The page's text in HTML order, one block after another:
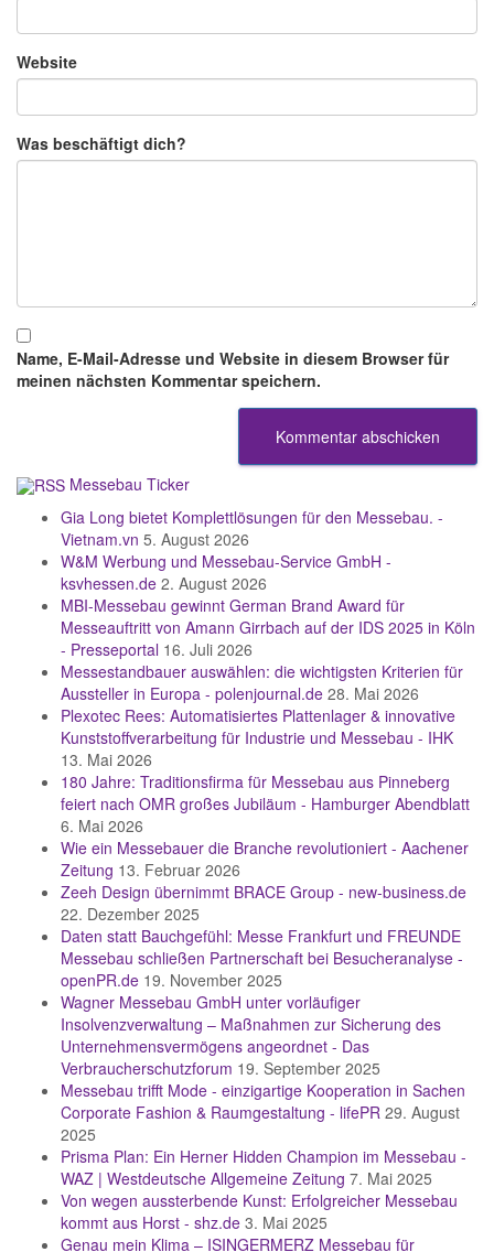
Website
Was beschäftigt dich?
Name, E-Mail-Adresse und Website in diesem Browser für
meinen nächsten Kommentar speichern.
Messebau Ticker
Gia Long bietet Komplettlösungen für den Messebau. -
Vietnam.vn 5. August 2026
W&M Werbung und Messebau-Service GmbH -
ksvhessen.de 2. August 2026
MBI-Messebau gewinnt German Brand Award für
Messeauftritt von Amann Girrbach auf der IDS 2025 in Köln
- Presseportal 16. Juli 2026
Messestandbauer auswählen: die wichtigsten Kriterien für
Aussteller in Europa - polenjournal.de 28. Mai 2026
Plexotec Rees: Automatisiertes Plattenlager & innovative
Kunststoffverarbeitung für Industrie und Messebau - IHK
13. Mai 2026
180 Jahre: Traditionsfirma für Messebau aus Pinneberg
feiert nach OMR großes Jubiläum - Hamburger Abendblatt
6. Mai 2026
Wie ein Messebauer die Branche revolutioniert - Aachener
Zeitung 13. Februar 2026
Zeeh Design übernimmt BRACE Group - new-business.de
22. Dezember 2025
Daten statt Bauchgefühl: Messe Frankfurt und FREUNDE
Messebau schließen Partnerschaft bei Besucheranalyse -
openPR.de 19. November 2025
Wagner Messebau GmbH unter vorläufiger
Insolvenzverwaltung – Maßnahmen zur Sicherung des
Unternehmensvermögens angeordnet - Das
Verbraucherschutzforum 19. September 2025
Messebau trifft Mode - einzigartige Kooperation in Sachen
Corporate Fashion & Raumgestaltung - lifePR 29. August
2025
Prisma Plan: Ein Herner Hidden Champion im Messebau -
WAZ | Westdeutsche Allgemeine Zeitung 7. Mai 2025
Von wegen aussterbende Kunst: Erfolgreicher Messebau
kommt aus Horst - shz.de 3. Mai 2025
Genau mein Klima – ISINGERMERZ Messebau für